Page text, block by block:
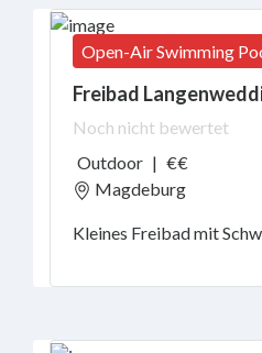
Toiletten
Wickelmöglichkeiten
Hunde
erlaubt
Spielplatz
Grillplätze
WLAN
Souvenirs
Open-Air Swimming
Freibad
Noch nicht bewertet
Outdoor | €€
Magdeburg
Kleines Freibad mit